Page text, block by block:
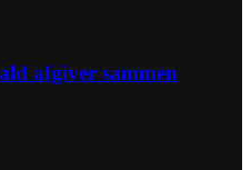
afgiver sammen